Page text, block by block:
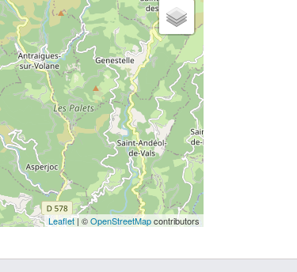
Leaflet| ©OpenStreetMapcontributors